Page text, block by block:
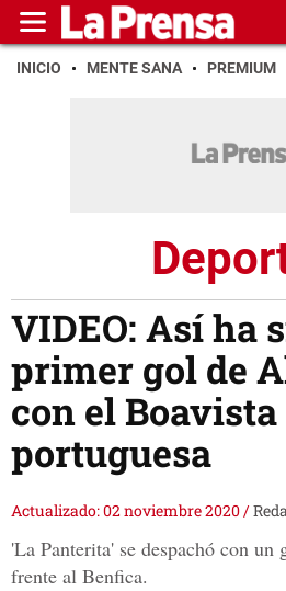
INICIO MENTE SANA PREMIUM
VIDEO: Así ha
primer gol de
con el
portuguesa
Actualizado: 02 noviembre 2020/
'La Panterita' se despachó con un
frente al Benfica.